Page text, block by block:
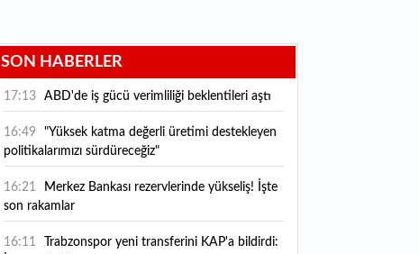
SON HABERLER
17:13 ABD'de iş gücü verimliliği beklentileri aştı
16:49
"Yüksek katma değerli üretimi destekleyen
politikalarımızı sürdüreceğiz"
16:21
son rakamlar
16:11